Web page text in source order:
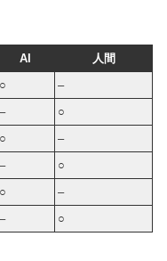
AI
人間
○
–
–
○
○
–
–
○
○
–
– ○